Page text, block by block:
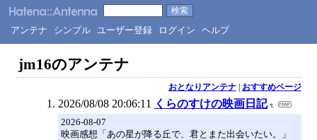
アンテナ シンプル ユーザー登録 ログイン ヘルプ
jm16のアンテナ
おとなりアンテナ| おすすめページ
2026/08/08 20:06:11 くらのすけの映画日記
2026-08-07
映画感想「あの星が降る丘で、君とまた出会いたい。」